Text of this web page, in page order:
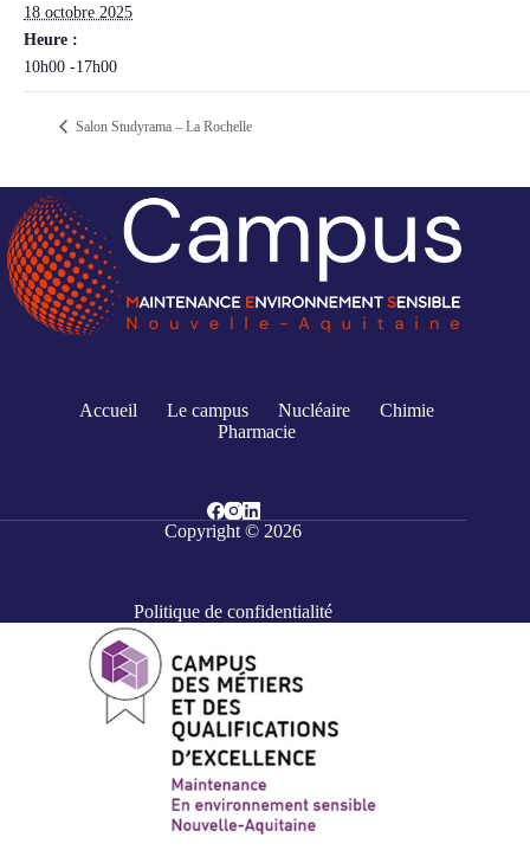
18 octobre 2025
Heure :
10h00 -17h00
Salon Studyrama – La Rochelle
Accueil Le campus Nucléaire
Chimie
Pharmacie
Copyright © 2026
Politique de confidentialité